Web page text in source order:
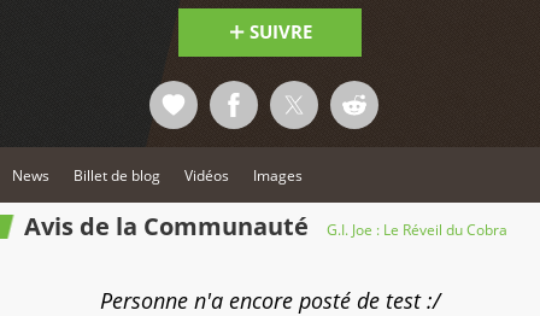
SUIVRE
News Billet de blog Vidéos Images
Avis de la Communauté G.I. Joe : Le Réveil du Cobra
Personne n'a encore posté de test :/